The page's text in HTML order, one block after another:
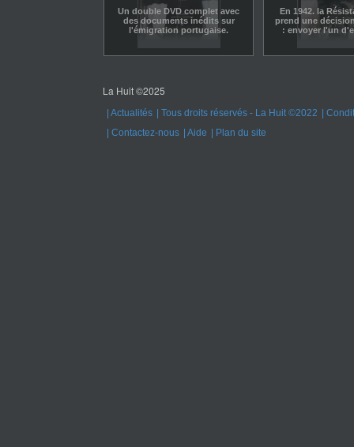
Un double DVD complet avec
des documents inédits sur
l'émigration portugaise.
En 1942. la
prend une
: envoyer l'un
La Huit ©2025
Actualités Tous droits réservés - La Huit ©2022
Contactez-nous
Aide Plan du site